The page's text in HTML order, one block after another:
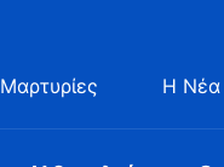
Μαρτυρίες Η Νέα